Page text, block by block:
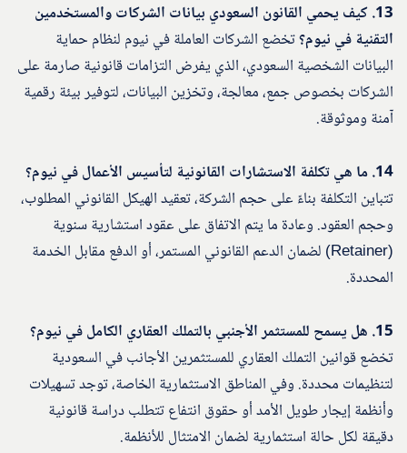
13. كيف يحمي القانون السعودي بيانات الشركات والمستخدمين
التقنية في نيوم؟تخضع الشركات العاملة في نيوم لنظام حماية
البيانات الشخصية السعودي، الذي يفرض التزامات قانونية صارمة على
الشركات بخصوص جمع، معالجة، وتخزين البيانات، لتوفير بيئة رقمية
آمنة وموثوقة.
14. ما هي تكلفة الاستشارات القانونية لتأسيس الأعمال في نيوم؟
تتباين التكلفة بناءً على حجم الشركة، تعقيد الهيكل القانوني المطلوب،
وحجم العقود. وعادة ما يتم الاتفاق على عقود استشارية سنوية
(Retainer) لضمان الدعم القانوني المستمر، أو الدفع مقابل الخدمة
المحددة.
15. هل يسمح للمستثمر الأجنبي بالتملك العقاري الكامل في نيوم؟
تخضع قوانين التملك العقاري للمستثمرين الأجانب في السعودية
لتنظيمات محددة. وفي المناطق الاستثمارية الخاصة، توجد تسهيلات
وأنظمة إيجار طويل الأمد أو حقوق انتفاع تتطلب دراسة قانونية
دقيقة لكل حالة استثمارية لضمان الامتثال للأنظمة.